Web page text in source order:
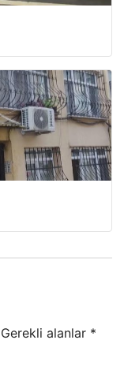
Gerekli alanlar *